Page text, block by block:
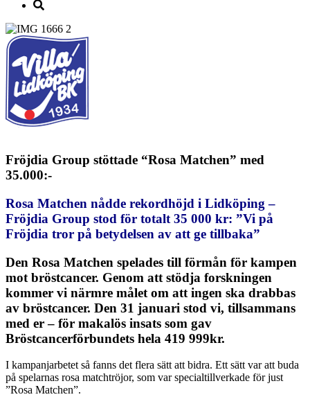
Fröjdia Group stöttade “Rosa Matchen” med
35.000:-
Rosa Matchen nådde rekordhöjd i Lidköping –
Fröjdia Group stod för totalt 35 000 kr: ”Vi på
Fröjdia tror på betydelsen av att ge tillbaka”
Den Rosa Matchen spelades till förmån för kampen
mot bröstcancer. Genom att stödja forskningen
kommer vi närmre målet om att ingen ska drabbas
av bröstcancer. Den 31 januari stod vi, tillsammans
med er – för makalös insats som gav
Bröstcancerförbundets hela 419 999kr.
I kampanjarbetet så fanns det flera sätt att bidra. Ett sätt var att buda
på spelarnas rosa matchtröjor, som var specialtillverkade för just
”Rosa Matchen”.